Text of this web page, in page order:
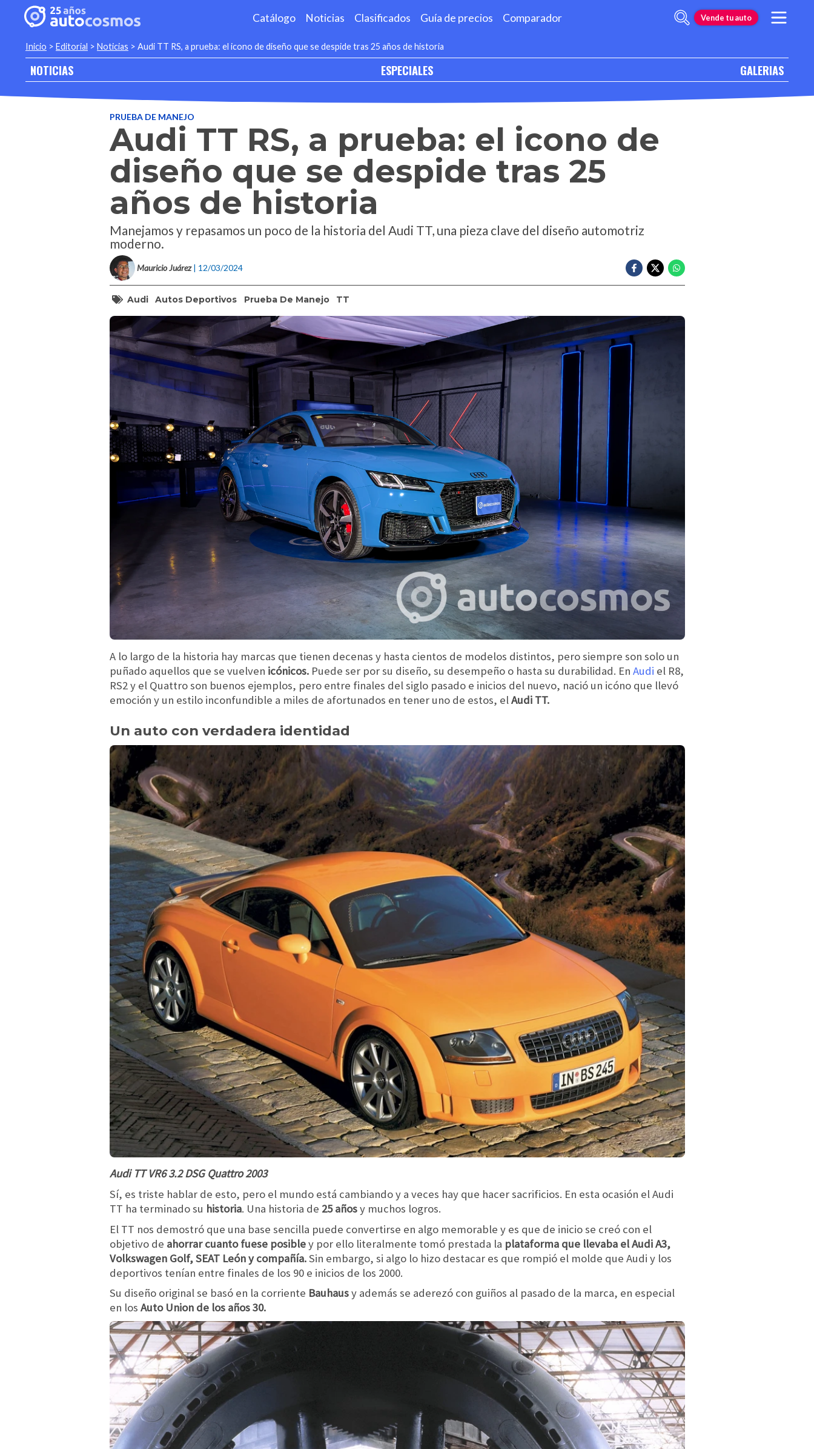
Catálogo Noticias Clasificados Guía de precios Comparador Vende tu auto
Inicio > Editorial > Noticias > Audi TT RS, a prueba: el icono de diseño que se despide tras 25 años de historia
NOTICIAS ESPECIALES GALERIAS
PRUEBA DE MANEJO
Audi TT RS, a prueba: el icono de
diseño que se despide tras 25
años de historia
Manejamos y repasamos un poco de la historia del Audi TT, una pieza clave del diseño automotriz
moderno.
Mauricio Juárez | 12/03/2024
Audi Autos Deportivos Prueba De Manejo TT
A lo largo de la historia hay marcas que tienen decenas y hasta cientos de modelos distintos, pero siempre son solo un
puñado aquellos que se vuelven icónicos. Puede ser por su diseño, su desempeño o hasta su durabilidad. En Audi el R8,
RS2 y el Quattro son buenos ejemplos, pero entre finales del siglo pasado e inicios del nuevo, nació un icóno que llevó
emoción y un estilo inconfundible a miles de afortunados en tener uno de estos, elAudi TT.
Un auto con verdadera identidad
Audi TT VR6 3.2 DSG Quattro 2003
Sí, es triste hablar de esto, pero el mundo está cambiando y a veces hay que hacer sacrificios. En esta ocasión el Audi
TT ha terminado su historia. Una historia de 25 añosy muchos logros.
El TT nos demostró que una base sencilla puede convertirse en algo memorable y es que de inicio se creó con el
objetivo de ahorrar cuanto fuese posibley por ello literalmente tomó prestada la plataforma que llevaba el Audi A3,
Volkswagen Golf, SEAT León y compañía.Sin embargo, si algo lo hizo destacar es que rompió el molde que Audi y los
deportivos tenían entre finales de los 90 e inicios de los 2000.
Su diseño original se basó en la corriente Bauhausy además se aderezó con guiños al pasado de la marca, en especial
en los Auto Union de los años 30.